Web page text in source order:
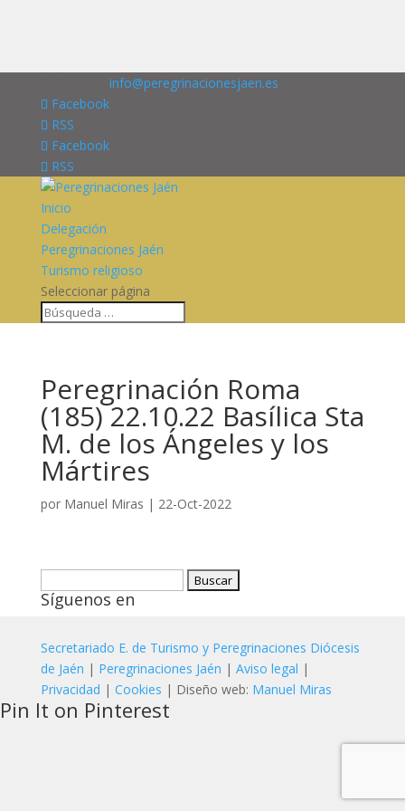
info@peregrinacionesjaen.es
Facebook
RSS
Facebook
RSS
Inicio
Delegación
Peregrinaciones Jaén
Turismo religioso
Seleccionar página
Peregrinación Roma
(185) 22.10.22 Basílica Sta
M. de los Ángeles y los
Mártires
por Manuel Miras | 22-Oct-2022
Síguenos en
Secretariado E. de Turismo y Peregrinaciones Diócesis
de Jaén | Peregrinaciones Jaén | Aviso legal |
Privacidad | Cookies | Diseño web: Manuel Miras
Pin It on Pinterest